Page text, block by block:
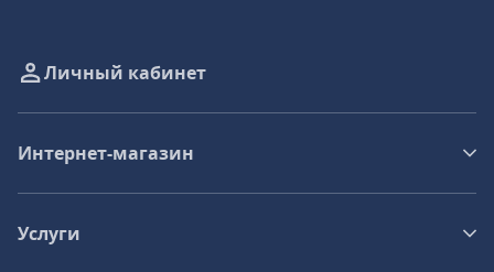
Личный кабинет
Интернет-магазин
Услуги